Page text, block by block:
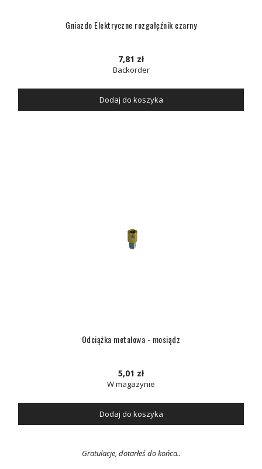
Gniazdo Elektryczne rozgałęźnik czarny
7,81 zł
Backorder
Dodaj do koszyka
Odciążka metalowa - mosiądz
5,01 zł
W magazynie
Dodaj do koszyka
Gratulacje, dotarłeś do końca..